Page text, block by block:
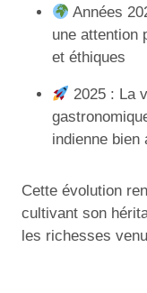
Années
une attention
et éthiques
2025 : La
indienne bien
Cette évolution
cultivant son
les richesses